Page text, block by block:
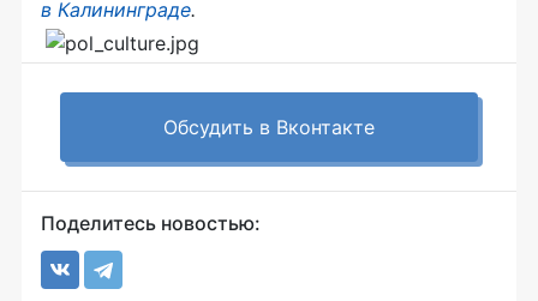
в Калининграде.
Обсудить в Вконтакте
Поделитесь новостью: